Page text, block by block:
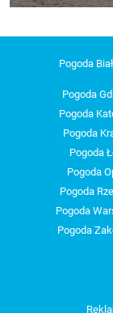
Pogoda
Pogoda
Pogoda
Pogoda
Pogoda
Pogoda
Pogoda
Pogoda
Pogoda